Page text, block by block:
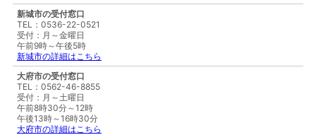
新城市の受付窓口
TEL：0536-22-0521
受付：月～金曜日
午前9時～午後5時
新城市の詳細はこちら
大府市の受付窓口
TEL：0562-46-8855
受付：月～土曜日
午前8時30分～12時
午後13時～16時30分
大府市の詳細はこちら